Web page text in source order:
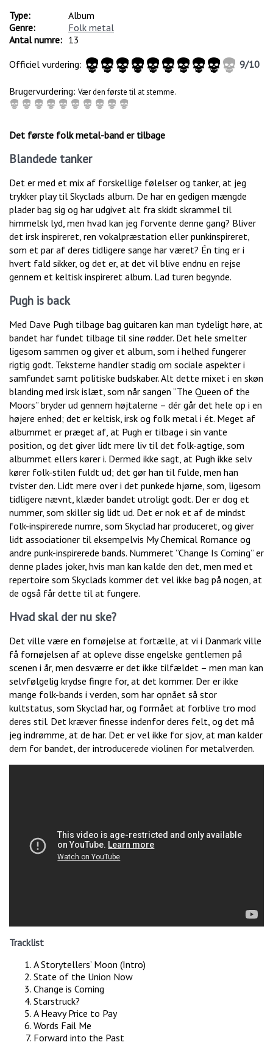
Type:
Album
Genre:
Folk metal
Antal numre: 13
Officiel vurdering:
9/10
Brugervurdering: Vær den første til at stemme.
Det første folk metal-band er tilbage
Blandede tanker
Det er med et mix af forskellige følelser og tanker, at jeg
trykker play til Skyclads album. De har en gedigen mængde
plader bag sig og har udgivet alt fra skidt skrammel til
himmelsk lyd, men hvad kan jeg forvente denne gang? Bliver
det irsk inspireret, ren vokalpræstation eller punkinspireret,
som et par af deres tidligere sange har været? Én ting er i
hvert fald sikker, og det er, at det vil blive endnu en rejse
gennem et keltisk inspireret album. Lad turen begynde.
Pugh is back
Med Dave Pugh tilbage bag guitaren kan man tydeligt høre, at
bandet har fundet tilbage til sine rødder. Det hele smelter
ligesom sammen og giver et album, som i helhed fungerer
rigtig godt. Teksterne handler stadig om sociale aspekter i
samfundet samt politiske budskaber. Alt dette mixet i en skøn
blanding med irsk islæt, som når sangen ”The Queen of the
Moors” bryder ud gennem højtalerne – dér går det hele op i en
højere enhed; det er keltisk, irsk og folk metal i ét. Meget af
albummet er præget af, at Pugh er tilbage i sin vante
position, og det giver lidt mere liv til det folk-agtige, som
albummet ellers kører i. Dermed ikke sagt, at Pugh ikke selv
kører folk-stilen fuldt ud; det gør han til fulde, men han
tvister den. Lidt mere over i det punkede hjørne, som, ligesom
tidligere nævnt, klæder bandet utroligt godt. Der er dog et
nummer, som skiller sig lidt ud. Det er nok et af de mindst
folk-inspirerede numre, som Skyclad har produceret, og giver
lidt associationer til eksempelvis My Chemical Romance og
andre punk-inspirerede bands. Nummeret ”Change Is Coming” er
denne plades joker, hvis man kan kalde den det, men med et
repertoire som Skyclads kommer det vel ikke bag på nogen, at
de også får dette til at fungere.
Hvad skal der nu ske?
Det ville være en fornøjelse at fortælle, at vi i Danmark ville
få fornøjelsen af at opleve disse engelske gentlemen på
scenen i år, men desværre er det ikke tilfældet – men man kan
selvfølgelig krydse fingre for, at det kommer. Der er ikke
mange folk-bands i verden, som har opnået så stor
kultstatus, som Skyclad har, og formået at forblive tro mod
deres stil. Det kræver finesse indenfor deres felt, og det må
jeg indrømme, at de har. Det er vel ikke for sjov, at man kalder
dem for bandet, der introducerede violinen for metalverden.
Tracklist
A Storytellers’ Moon (Intro)
State of the Union Now
Change is Coming
Starstruck?
A Heavy Price to Pay
Words Fail Me
Forward into the Past